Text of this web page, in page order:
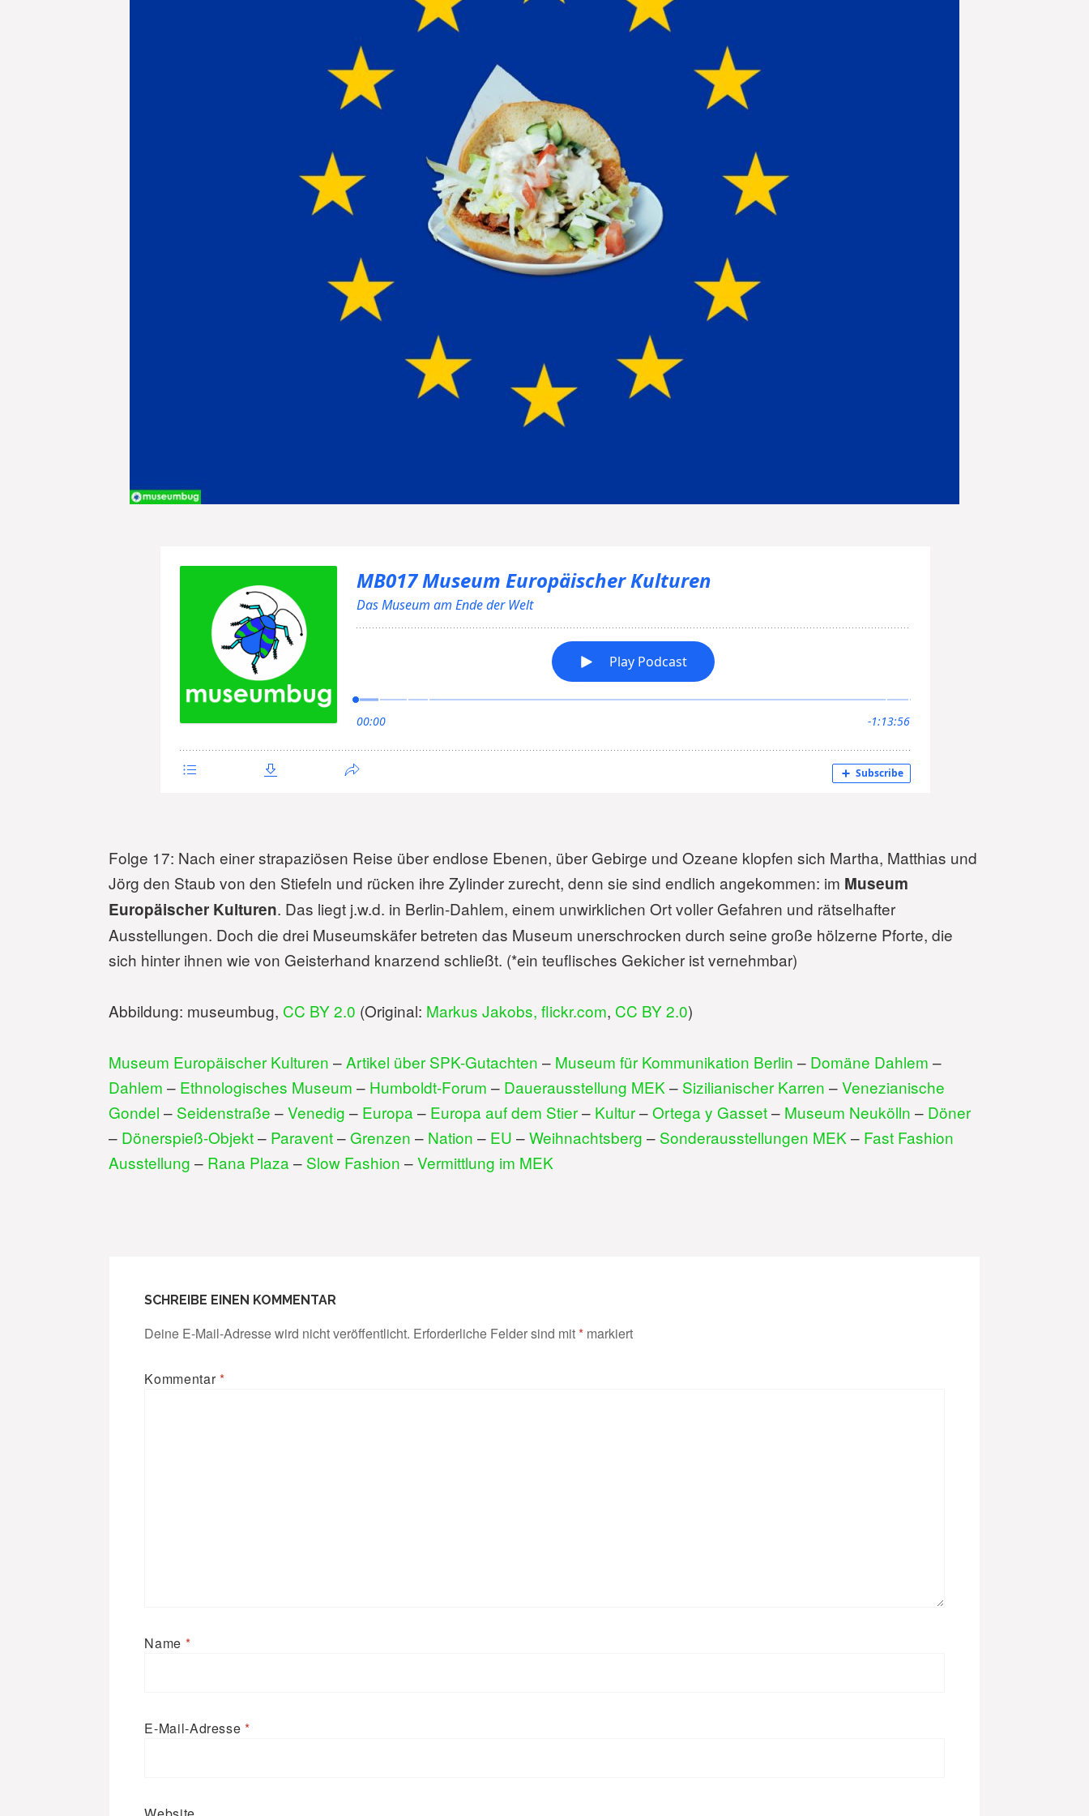
Folge 17: Nach einer strapaziösen Reise über endlose Ebenen, über Gebirge und Ozeane klopfen sich Martha, Matthias und
Jörg den Staub von den Stiefeln und rücken ihre Zylinder zurecht, denn sie sind endlich angekommen: im Museum
Europäischer Kulturen. Das liegt j.w.d. in Berlin-Dahlem, einem unwirklichen Ort voller Gefahren und rätselhafter
Ausstellungen. Doch die drei Museumskäfer betreten das Museum unerschrocken durch seine große hölzerne Pforte, die
sich hinter ihnen wie von Geisterhand knarzend schließt. (*ein teuflisches Gekicher ist vernehmbar)
Abbildung: museumbug, CC BY 2.0 (Original: Markus Jakobs, flickr.com, CC BY 2.0)
Museum Europäischer Kulturen –Artikel über SPK-Gutachten – Museum für Kommunikation Berlin – Domäne Dahlem –
Dahlem – Ethnologisches Museum – Humboldt-Forum – Dauerausstellung MEK – Sizilianischer Karren –Venezianische
Gondel – Seidenstraße –Venedig – Europa – Europa auf dem Stier– Kultur–Ortega y Gasset– Museum Neukölln – Döner
– Dönerspieß-Objekt– Paravent– Grenzen – Nation – EU –Weihnachtsberg – Sonderausstellungen MEK – Fast Fashion
Ausstellung – Rana Plaza – Slow Fashion –Vermittlung im MEK
SCHREIBE EINEN KOMMENTAR
Deine E-Mail-Adresse wird nicht veröffentlicht. Erforderliche Felder sind mit* markiert
Kommentar*
Name *
E-Mail-Adresse *